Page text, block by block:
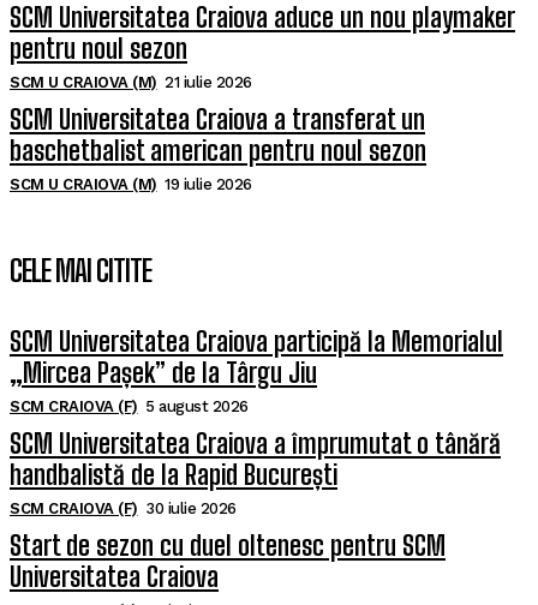
SCM Universitatea Craiova aduce un nou playmaker
pentru noul sezon
SCM U CRAIOVA (M) 21 iulie 2026
SCM Universitatea Craiova a transferat un
baschetbalist american pentru noul sezon
SCM U CRAIOVA (M) 19 iulie 2026
CELE MAI CITITE
SCM Universitatea Craiova participă la Memorialul
„Mircea Pașek” de la Târgu Jiu
SCM CRAIOVA (F) 5 august 2026
SCM Universitatea Craiova a împrumutat o tânără
handbalistă de la Rapid București
SCM CRAIOVA (F) 30 iulie 2026
Start de sezon cu duel oltenesc pentru SCM
Universitatea Craiova